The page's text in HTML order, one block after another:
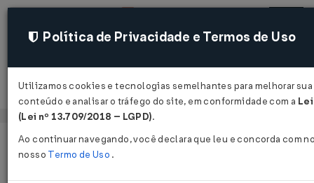
Acessar
Página Inicial Legislações Legislação Federal
Política de Privacidade e Termos de Uso
Utilizamos cookies e tecnologias semelhantes para melhorar
conteúdo e analisar o tráfego do site, em conformidade com a
(Lei nº 13.709/2018 – LGPD).
Ao continuar navegando, você declara que leu e concorda com
nosso Termo de Uso .